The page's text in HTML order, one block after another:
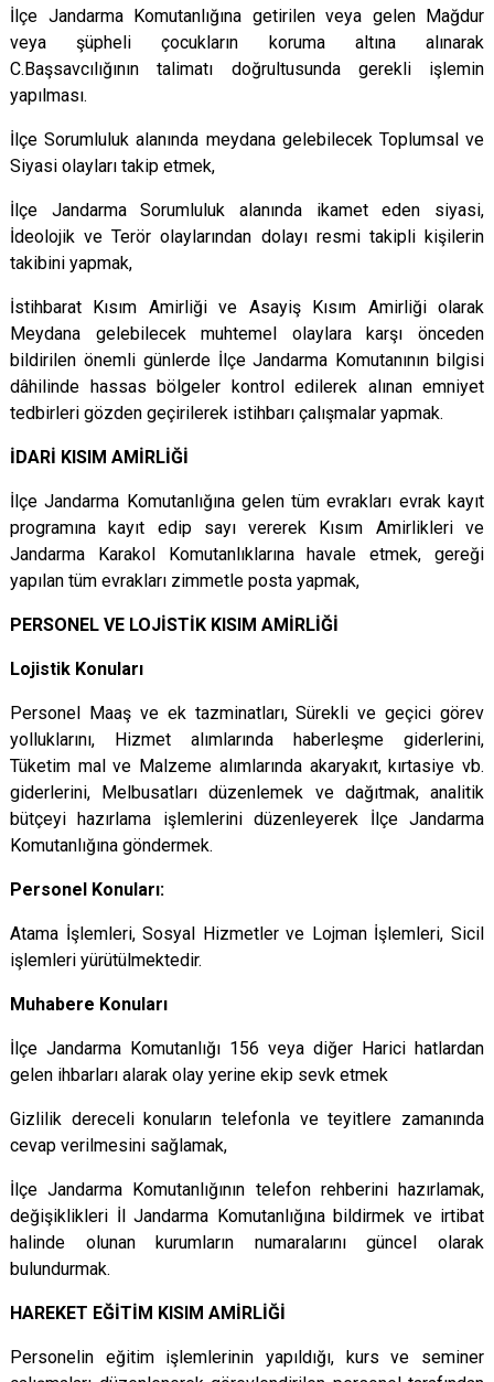
İlçe Jandarma Komutanlığına getirilen veya gelen Mağdur
veya şüpheli çocukların koruma altına alınarak
C.Başsavcılığının talimatı doğrultusunda gerekli işlemin
yapılması.
İlçe Sorumluluk alanında meydana gelebilecek Toplumsal ve
Siyasi olayları takip etmek,
İlçe Jandarma Sorumluluk alanında ikamet eden siyasi,
İdeolojik ve Terör olaylarından dolayı resmi takipli kişilerin
takibini yapmak,
İstihbarat Kısım Amirliği ve Asayiş Kısım Amirliği olarak
Meydana gelebilecek muhtemel olaylara karşı önceden
bildirilen önemli günlerde İlçe Jandarma Komutanının bilgisi
dâhilinde hassas bölgeler kontrol edilerek alınan emniyet
tedbirleri gözden geçirilerek istihbarı çalışmalar yapmak.
İDARİ KISIM AMİRLİĞİ
İlçe Jandarma Komutanlığına gelen tüm evrakları evrak kayıt
programına kayıt edip sayı vererek Kısım Amirlikleri ve
Jandarma Karakol Komutanlıklarına havale etmek, gereği
yapılan tüm evrakları zimmetle posta yapmak,
PERSONEL VE LOJİSTİK KISIM AMİRLİĞİ
Lojistik Konuları
Personel Maaş ve ek tazminatları, Sürekli ve geçici görev
yolluklarını, Hizmet alımlarında haberleşme giderlerini,
Tüketim mal ve Malzeme alımlarında akaryakıt, kırtasiye vb.
giderlerini, Melbusatları düzenlemek ve dağıtmak, analitik
bütçeyi hazırlama işlemlerini düzenleyerek İlçe Jandarma
Komutanlığına göndermek.
Personel Konuları:
Atama İşlemleri, Sosyal Hizmetler ve Lojman İşlemleri, Sicil
işlemleri yürütülmektedir.
Muhabere Konuları
İlçe Jandarma Komutanlığı 156 veya diğer Harici hatlardan
gelen ihbarları alarak olay yerine ekip sevk etmek
Gizlilik dereceli konuların telefonla ve teyitlere zamanında
cevap verilmesini sağlamak,
İlçe Jandarma Komutanlığının telefon rehberini hazırlamak,
değişiklikleri İl Jandarma Komutanlığına bildirmek ve irtibat
halinde olunan kurumların numaralarını güncel olarak
bulundurmak.
HAREKET EĞİTİM KISIM AMİRLİĞİ
Personelin eğitim işlemlerinin yapıldığı, kurs ve seminer